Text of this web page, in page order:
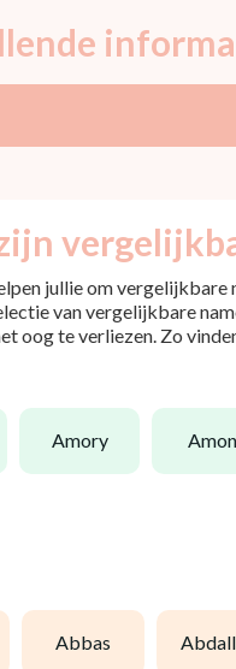
jullie om vergelijkbare
van vergelijkbare
oog te verliezen. Zo
amory amon
abbas